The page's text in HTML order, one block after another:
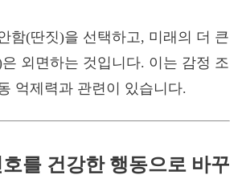
함(딴짓)을 선택하고, 미래의 더 큰
외면하는 것입니다. 이는 감정 조
억제력과 관련이 있습니다.
를 건강한 행동으로 바꾸